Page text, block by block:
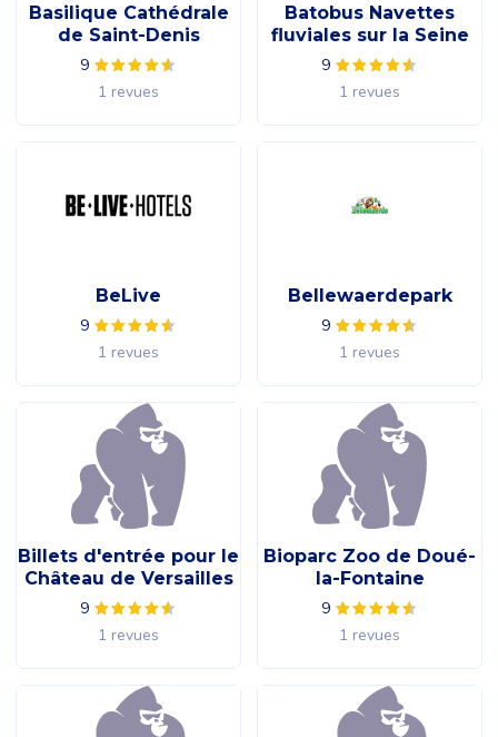
Basilique Cathédrale
de Saint-Denis
9
1 revues
Batobus Navettes
fluviales sur la Seine
9
1 revues
BeLive
9
1 revues
Bellewaerdepark
9
1 revues
Billets d'entrée pour le
Château de Versailles
9
1 revues
Bioparc Zoo de Doué-
la-Fontaine
9
1 revues